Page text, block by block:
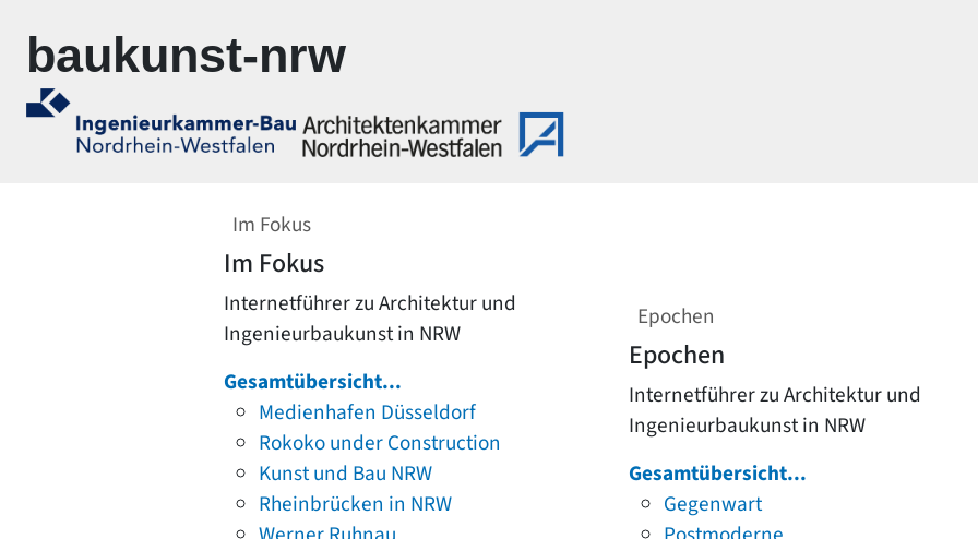
baukunst-nrw
Im Fokus
Im Fokus
Internetführer zu Architektur und
Ingenieurbaukunst in NRW
Gesamtübersicht...
Medienhafen Düsseldorf
Rokoko under Construction
Kunst und Bau NRW
Rheinbrücken in NRW
Epochen
Epochen
Internetführer zu Architektur und
Ingenieurbaukunst in NRW
Gesamtübersicht...
Gegenwart